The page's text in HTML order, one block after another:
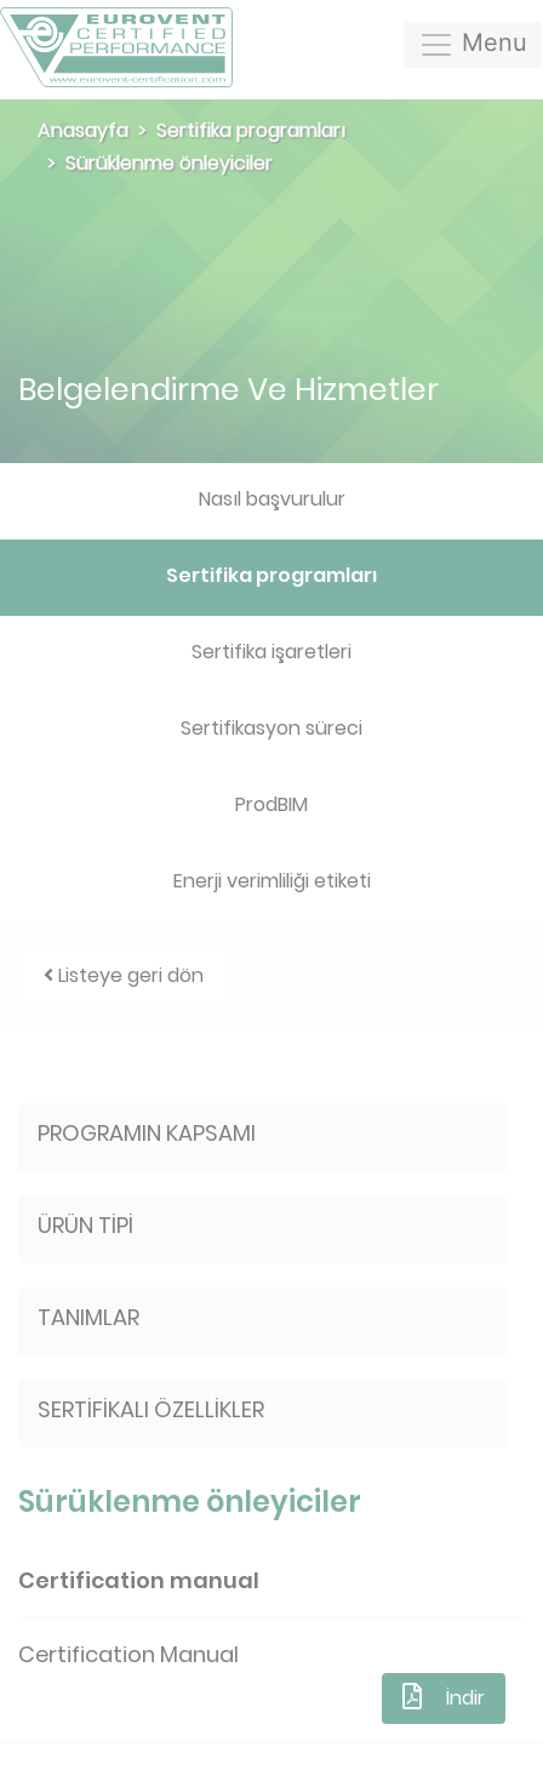
Menu
Anasayfa
Sertifika programları
Sürüklenme önleyiciler
Belgelendirme Ve Hizmetler
Nasıl başvurulur
Sertifika programları
Sertifika işaretleri
Sertifikasyon süreci
ProdBIM
Enerji verimliliği etiketi
Listeye geri dön
PROGRAMIN KAPSAMI
ÜRÜN TİPİ
TANIMLAR
SERTİFİKALI ÖZELLİKLER
Sürüklenme önleyiciler
Certification manual
Certification Manual
İndir